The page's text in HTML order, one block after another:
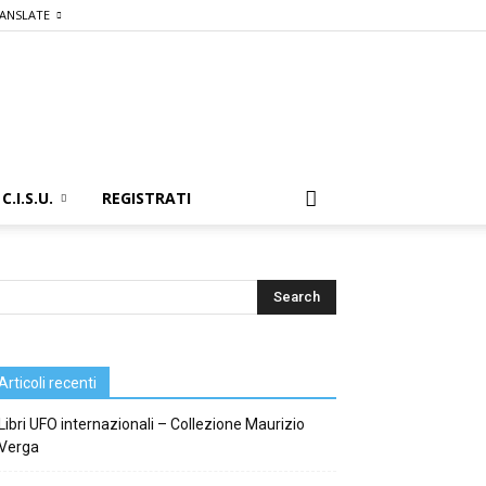
C.I.S.U. REGISTRATI
recenti
UFO internazionali – Collezione Maurizio